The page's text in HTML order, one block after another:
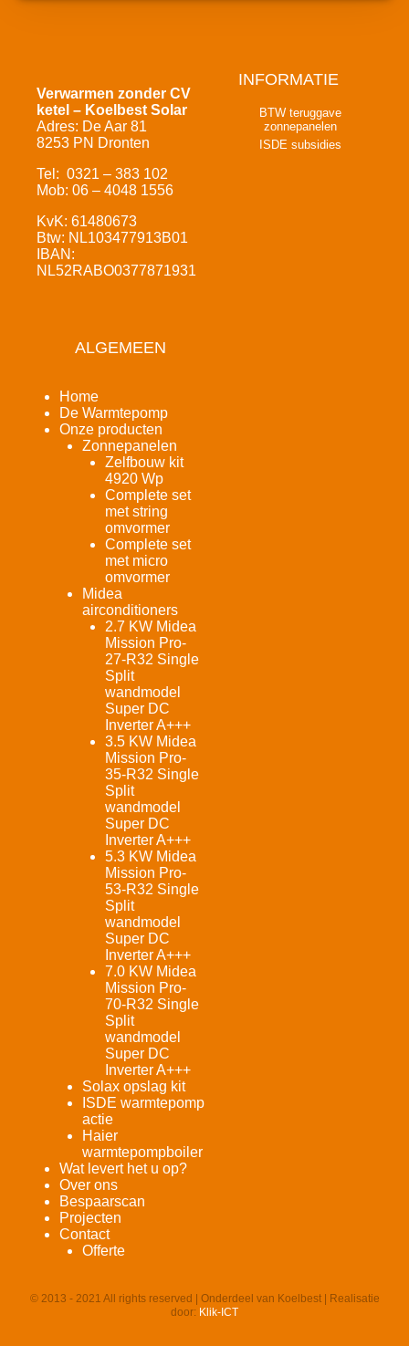
Verwarmen zonder CV
ketel – Koelbest Solar
Adres: De Aar 81
8253 PN Dronten
Tel: 0321 – 383 102
Mob: 06 – 4048 1556
KvK: 61480673
Btw: NL103477913B01
IBAN:
NL52RABO0377871931
INFORMATIE
BTW teruggave
zonnepanelen
ISDE subsidies
ALGEMEEN
Home
De Warmtepomp
Onze producten
Zonnepanelen
Zelfbouw kit
4920 Wp
Complete set
met string
omvormer
Complete set
met micro
omvormer
Midea
airconditioners
2.7 KW Midea
Mission Pro-
27-R32 Single
Split
wandmodel
Super DC
Inverter A+++
3.5 KW Midea
Mission Pro-
35-R32 Single
Split
wandmodel
Super DC
Inverter A+++
5.3 KW Midea
Mission Pro-
53-R32 Single
Split
wandmodel
Super DC
Inverter A+++
7.0 KW Midea
Mission Pro-
70-R32 Single
Split
wandmodel
Super DC
Inverter A+++
Solax opslag kit
ISDE warmtepomp
actie
Haier
warmtepompboiler
Wat levert het u op?
Over ons
Bespaarscan
Projecten
Contact
Offerte
© 2013 - 2021 All rights reserved | Onderdeel van Koelbest | Realisatie
door: Klik-ICT